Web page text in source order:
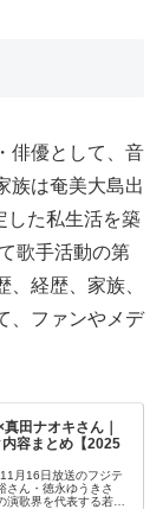
俳優として、音
族は奄美大島出
した私生活を築
歌手活動の第
経歴、家族、
、ファンやメデ
田ナオキさん｜
内容まとめ【2025
月16日放送のフジテ
さん・徳永ゆうきさ
歌界を代表する若手